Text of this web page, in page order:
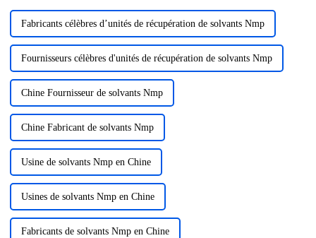
millions...
Fabricants célèbres d’unités de récupération de solvants Nmp
Fournisseurs célèbres d'unités de récupération de solvants Nmp
Chine Fournisseur de solvants Nmp
Chine Fabricant de solvants Nmp
Usine de solvants Nmp en Chine
Usines de solvants Nmp en Chine
Fabricants de solvants Nmp en Chine